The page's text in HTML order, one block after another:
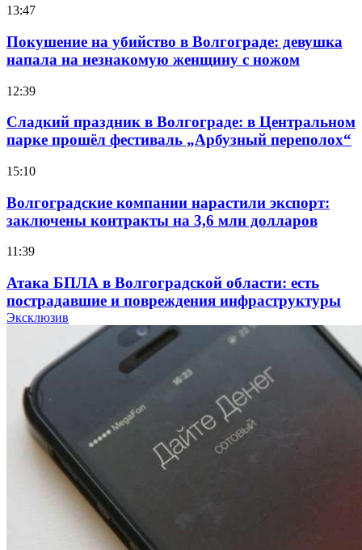
13:47
Покушение на убийство в Волгограде: девушка
напала на незнакомую женщину с ножом
12:39
Сладкий праздник в Волгограде: в Центральном
парке прошёл фестиваль „Арбузный переполох“
15:10
Волгоградские компании нарастили экспорт:
заключены контракты на 3,6 млн долларов
11:39
Атака БПЛА в Волгоградской области: есть
пострадавшие и повреждения инфраструктуры
Волгоградские вузы в топе зарплатного
рейтинга: ВолгГТУ и ВолгГМУ вошли в топ‑15
для химической отрасли и фармацевтики
18:39
В Красноармейском районе Волгограда стартует
конкурс на ремонт моста через Волго‑Донской
судоходный канал
Эксклюзив